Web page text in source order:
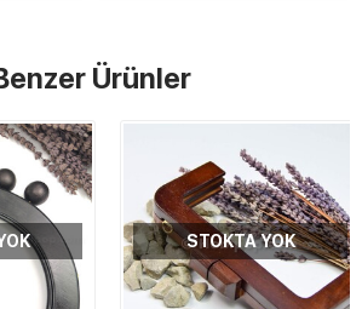
Ürünler
STOKTA YOK